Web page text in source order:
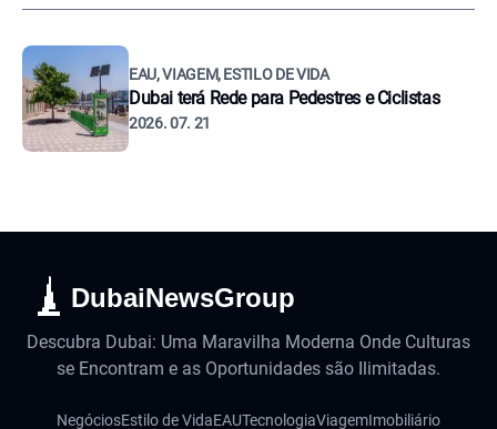
EAU, VIAGEM, ESTILO DE VIDA
Dubai terá Rede para Pedestres e Ciclistas
2026. 07. 21
DubaiNewsGroup
Descubra Dubai: Uma Maravilha Moderna Onde Culturas
se Encontram e as Oportunidades são Ilimitadas.
NegóciosEstilo de VidaEAUTecnologiaViagemImobiliário